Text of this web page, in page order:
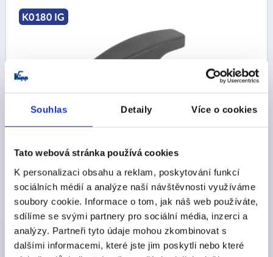
Souhlas Detaily Více o cookies
Tato webová stránka používá cookies
K personalizaci obsahu a reklam, poskytování funkcí
sociálních médií a analýze naší návštěvnosti využíváme
soubory cookie. Informace o tom, jak náš web používáte,
sdílíme se svými partnery pro sociální média, inzerci a
analýzy. Partneři tyto údaje mohou zkombinovat s
dalšími informacemi, které jste jim poskytli nebo které
K0180 IG
ZÁVIT=M10 HLOUBKA ZÁVITU=20
PROVEDENÍ=K
DÉLKA DRŽADLA=71
ŠÍŘKA=19,5 D3=20
VÝŠKA=36
H1=19
Objednací číslo:K0180.17110
CZK90.09
bez DPH
plus náklady na dopravu